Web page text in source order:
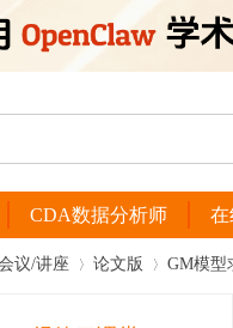
CDA数据分析师 在
议/讲座 论文版 GM模型